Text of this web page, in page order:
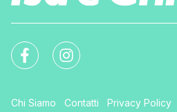
Chi Siamo Contatti Privacy Policy